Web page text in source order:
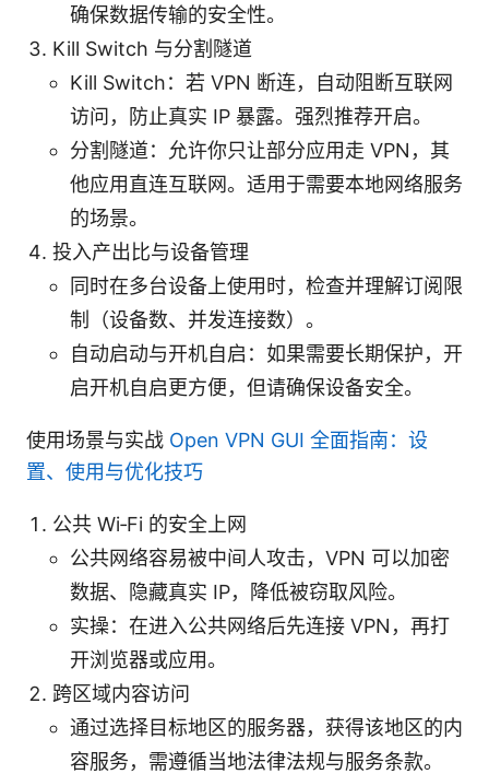
确保数据传输的安全性。
Kill Switch 与分割隧道
Kill Switch：若 VPN 断连，自动阻断互联网
访问，防止真实 IP 暴露。强烈推荐开启。
分割隧道：允许你只让部分应用走 VPN，其
他应用直连互联网。适用于需要本地网络服务
的场景。
投入产出比与设备管理
同时在多台设备上使用时，检查并理解订阅限
制（设备数、并发连接数）。
自动启动与开机自启：如果需要长期保护，开
启开机自启更方便，但请确保设备安全。
使用场景与实战 Open VPN GUI 全面指南：设
置、使用与优化技巧
公共 Wi‑Fi 的安全上网
公共网络容易被中间人攻击，VPN 可以加密
数据、隐藏真实 IP，降低被窃取风险。
实操：在进入公共网络后先连接 VPN，再打
开浏览器或应用。
跨区域内容访问
通过选择目标地区的服务器，获得该地区的内
容服务，需遵循当地法律法规与服务条款。